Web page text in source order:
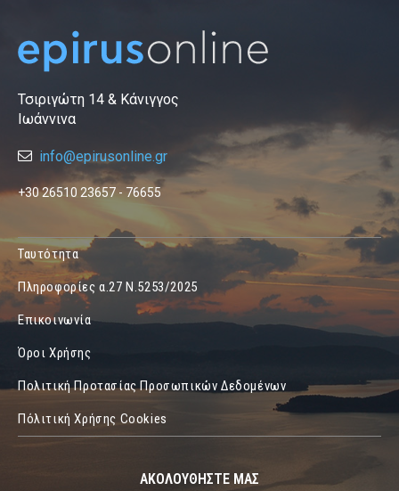
Τσιριγώτη 14 & Κάνιγγος
Ιωάννινα
info@epirusonline.gr
+30 26510 23657 - 76655
Ταυτότητα
Πληροφορίες α.27 Ν.5253/2025
Επικοινωνία
Όροι Χρήσης
Πολιτική Προτασίας Προσωπικών Δεδομένων
Πόλιτική Χρήσης Cookies
ΑΚΟΛΟΥΘΗΣΤΕ ΜΑΣ